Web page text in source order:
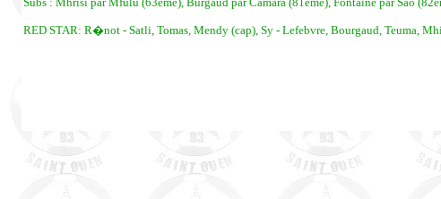
RED STAR: R�not - Satli, Tomas, Mendy (cap), Sy - Lefebvre, Bourgaud, Teuma,